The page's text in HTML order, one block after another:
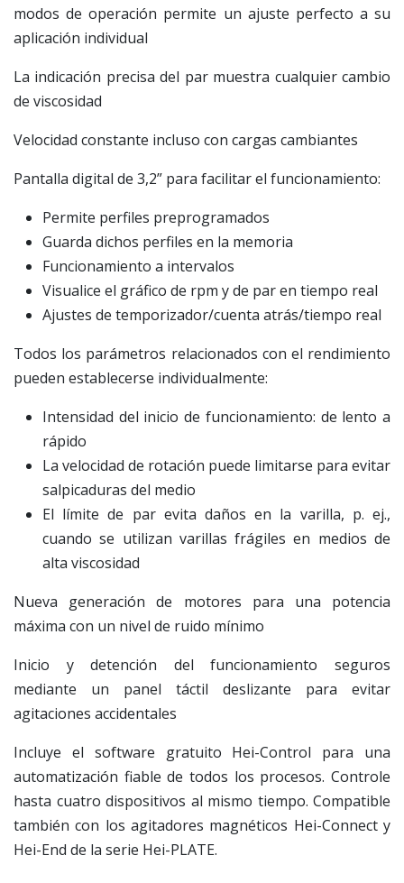
modos de operación permite un ajuste perfecto a su
aplicación individual
La indicación precisa del par muestra cualquier cambio
de viscosidad
Velocidad constante incluso con cargas cambiantes
Pantalla digital de 3,2” para facilitar el funcionamiento:
Permite perfiles preprogramados
Guarda dichos perfiles en la memoria
Funcionamiento a intervalos
Visualice el gráfico de rpm y de par en tiempo real
Ajustes de temporizador/cuenta atrás/tiempo real
Todos los parámetros relacionados con el rendimiento
pueden establecerse individualmente:
Intensidad del inicio de funcionamiento: de lento a
rápido
La velocidad de rotación puede limitarse para evitar
salpicaduras del medio
El límite de par evita daños en la varilla, p. ej.,
cuando se utilizan varillas frágiles en medios de
alta viscosidad
Nueva generación de motores para una potencia
máxima con un nivel de ruido mínimo
Inicio y detención del funcionamiento seguros
mediante un panel táctil deslizante para evitar
agitaciones accidentales
Incluye el software gratuito Hei-Control para una
automatización fiable de todos los procesos. Controle
hasta cuatro dispositivos al mismo tiempo. Compatible
también con los agitadores magnéticos Hei-Connect y
Hei-End de la serie Hei-PLATE.